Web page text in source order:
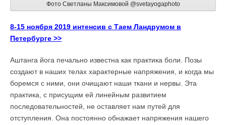
Фото Светланы Максимовой @svetayogaphoto
8-15 ноября 2019 интенсив с Таем Ландрумом в
Петербурге >>
Аштанга йога печально известна как практика боли. Позы
создают в наших телах характерные напряжения, и когда мы
боремся с ними, они очищают наши ткани и нервы. Эта
практика, с присущим ей линейным развитием
последовательностей, не оставляет нам путей для
отступления. Она постоянно обнажает напряжения нашего